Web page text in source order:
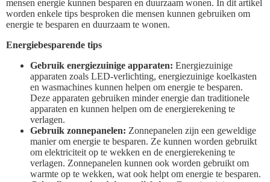
mensen energie kunnen besparen en duurzaam wonen. In dit artikel
worden enkele tips besproken die mensen kunnen gebruiken om
energie te besparen en duurzaam te wonen.
Energiebesparende tips
Gebruik energiezuinige apparaten: Energiezuinige
apparaten zoals LED-verlichting, energiezuinige koelkasten
en wasmachines kunnen helpen om energie te besparen.
Deze apparaten gebruiken minder energie dan traditionele
apparaten en kunnen helpen om de energierekening te
verlagen.
Gebruik zonnepanelen: Zonnepanelen zijn een geweldige
manier om energie te besparen. Ze kunnen worden gebruikt
om elektriciteit op te wekken en de energierekening te
verlagen. Zonnepanelen kunnen ook worden gebruikt om
warmte op te wekken, wat ook helpt om energie te besparen.